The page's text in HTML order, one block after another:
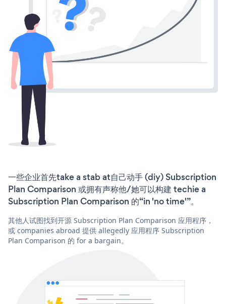
一些企业首先take a stab at自己动手 (diy) Subscription
Plan Comparison 或拥有声称他/她可以构建 techie a
Subscription Plan Comparison 的“in 'no time'”。
其他人试图找到开源 Subscription Plan Comparison 应用程序，
或 companies abroad 提供 allegedly 应用程序 Subscription
Plan Comparison 的 for a bargain。